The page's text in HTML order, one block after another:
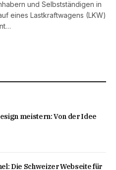
und Selbstständigen in
eines Lastkraftwagens (LKW)
meistern: Von der Idee
Die Schweizer Webseite für